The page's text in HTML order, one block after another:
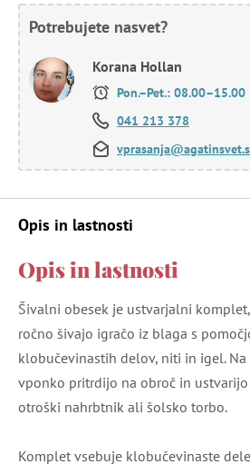
Potrebujete nasvet?
Korana Hollan
Pon.–Pet.: 08.00–15.00
041 213 378
Opis in lastnosti
Opis in lastnosti
Šivalni obesek je ustvarjalni
ročno šivajo igračo iz blaga s
klobučevinastih delov, niti in igel.
vponko pritrdijo na obroč in
otroški nahrbtnik ali šolsko torbo.
Komplet vsebuje klobučevinaste